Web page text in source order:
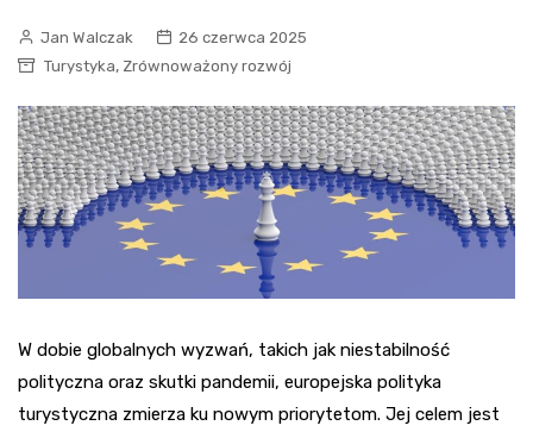
Jan Walczak
26 czerwca 2025
Turystyka, Zrównoważony rozwój
W dobie globalnych wyzwań, takich jak niestabilność
polityczna oraz skutki pandemii, europejska polityka
turystyczna zmierza ku nowym priorytetom. Jej celem jest